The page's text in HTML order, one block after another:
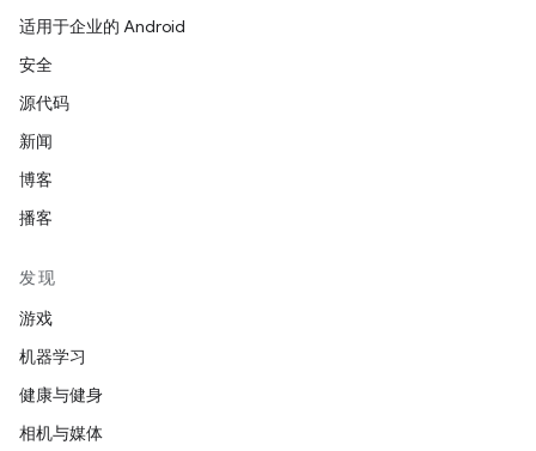
适用于企业的 Android
安全
源代码
新闻
博客
播客
发现
游戏
机器学习
健康与健身
相机与媒体